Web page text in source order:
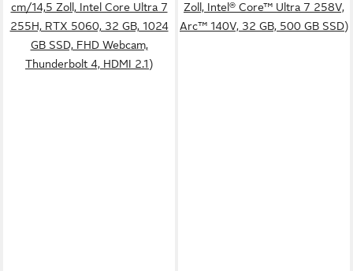
cm/14,5 Zoll, Intel Core Ultra 7
255H, RTX 5060, 32 GB, 1024
GB SSD, FHD Webcam,
Thunderbolt 4, HDMI 2.1)
Zoll, Intel® Core™ Ultra 7 258V,
Arc™ 140V, 32 GB, 500 GB SSD)